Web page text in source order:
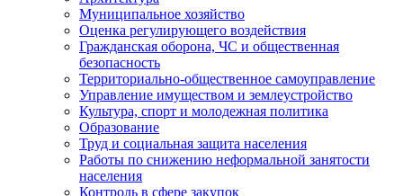
Муниципальное хозяйство
Оценка регулирующего воздействия
Гражданская оборона, ЧС и общественная
безопасность
Территориально-общественное самоуправление
Управление имуществом и землеустройство
Культура, спорт и молодежная политика
Образование
Труд и социальная защита населения
Работы по снижению неформальной занятости
населения
Контроль в сфере закупок